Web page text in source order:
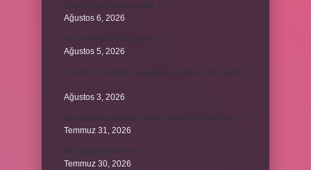
Burs hangi tarihte kesilir ?
Ağustos 6, 2026
Avcı böreği fırında pişer mi ?
Ağustos 5, 2026
6 aylık bir bebeğe balkabağı çorbası nasıl yapılır
?
Ağustos 3, 2026
Sen Ağlama İstanbul’daki şarkıyı kim söylüyor ?
Temmuz 31, 2026
Itır yaprağı yenir mi ?
Temmuz 30, 2026